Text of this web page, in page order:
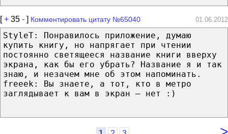
[+ 35 - ] Комментировать цитату №65040 01.06.2012
StyleT: Понравилось приложение, думаю
купить книгу, но напрягает при чтении
постоянно светящееся название книги вверху
экрана, как бы его убрать? Название я и так
знаю, и незачем мне об этом напоминать.
freeek: Вы знаете, а тот, кто в метро
заглядывает к вам в экран — нет :)